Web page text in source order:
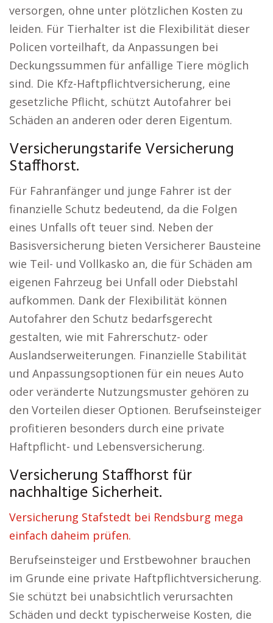
versorgen, ohne unter plötzlichen Kosten zu
leiden. Für Tierhalter ist die Flexibilität dieser
Policen vorteilhaft, da Anpassungen bei
Deckungssummen für anfällige Tiere möglich
sind. Die Kfz-Haftpflichtversicherung, eine
gesetzliche Pflicht, schützt Autofahrer bei
Schäden an anderen oder deren Eigentum.
Versicherungstarife Versicherung
Staffhorst.
Für Fahranfänger und junge Fahrer ist der
finanzielle Schutz bedeutend, da die Folgen
eines Unfalls oft teuer sind. Neben der
Basisversicherung bieten Versicherer Bausteine
wie Teil- und Vollkasko an, die für Schäden am
eigenen Fahrzeug bei Unfall oder Diebstahl
aufkommen. Dank der Flexibilität können
Autofahrer den Schutz bedarfsgerecht
gestalten, wie mit Fahrerschutz- oder
Auslandserweiterungen. Finanzielle Stabilität
und Anpassungsoptionen für ein neues Auto
oder veränderte Nutzungsmuster gehören zu
den Vorteilen dieser Optionen. Berufseinsteiger
profitieren besonders durch eine private
Haftpflicht- und Lebensversicherung.
Versicherung Staffhorst für
nachhaltige Sicherheit.
Versicherung Stafstedt bei Rendsburg mega
einfach daheim prüfen.
Berufseinsteiger und Erstbewohner brauchen
im Grunde eine private Haftpflichtversicherung.
Sie schützt bei unabsichtlich verursachten
Schäden und deckt typischerweise Kosten, die